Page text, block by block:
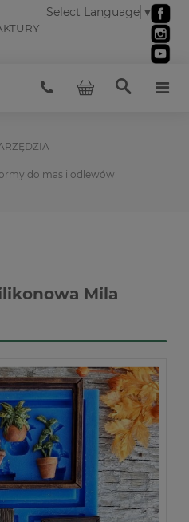
Select Language ▼
do mas i odlewów
Mila